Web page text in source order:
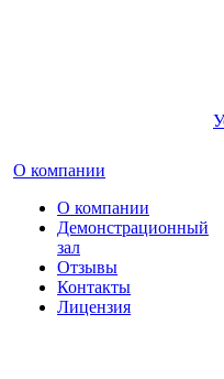
О компании
О компании
Демонстрационный
зал
Отзывы
Контакты
Лицензия